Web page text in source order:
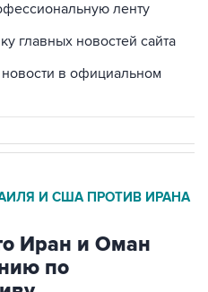
главных новостей сайта
в официальном
Иран и Оман
по